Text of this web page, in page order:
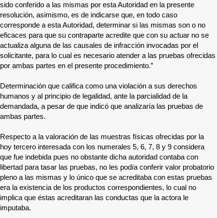
sido conferido a las mismas por esta Autoridad en la presente
resolución, asimismo, es de indicarse que, en todo caso
corresponde a esta Autoridad, determinar si las mismas son o no
eficaces para que su contraparte acredite que con su actuar no se
actualiza alguna de las causales de infracción invocadas por el
solicitante, para lo cual es necesario atender a las pruebas ofrecidas
por ambas partes en el presente procedimiento.”
Determinación que califica como una violación a sus derechos
humanos y al principio de legalidad, ante la parcialidad de la
demandada, a pesar de que indicó que analizaría las pruebas de
ambas partes.
Respecto a la valoración de las muestras físicas ofrecidas por la
hoy tercero interesada con los numerales 5, 6, 7, 8 y 9 considera
que fue indebida pues no obstante dicha autoridad contaba con
libertad para tasar las pruebas, no les podía conferir valor probatorio
pleno a las mismas y lo único que se acreditaba con estas pruebas
era la existencia de los productos correspondientes, lo cual no
implica que éstas acreditaran las conductas que la actora le
imputaba.